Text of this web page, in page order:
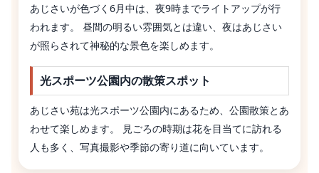
あじさいが色づく6月中は、夜9時までライトアップが行
われます。 昼間の明るい雰囲気とは違い、夜はあじさい
が照らされて神秘的な景色を楽しめます。
光スポーツ公園内の散策スポット
あじさい苑は光スポーツ公園内にあるため、公園散策とあ
わせて楽しめます。 見ごろの時期は花を目当てに訪れる
人も多く、写真撮影や季節の寄り道に向いています。